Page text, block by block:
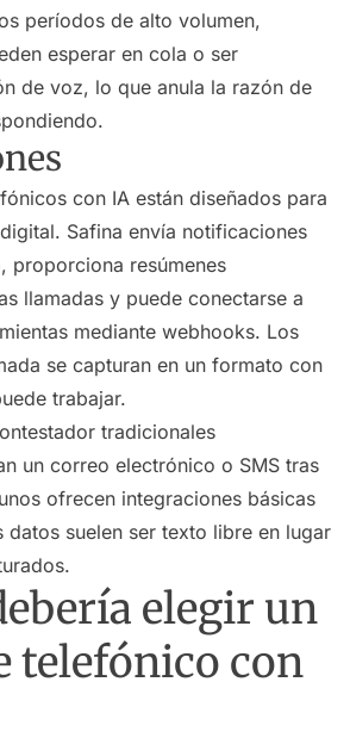
períodos de alto volumen,
esperar en cola o ser
de voz, lo que anula la razón de
con IA están diseñados para
Safina envía notificaciones
proporciona resúmenes
llamadas y puede conectarse a
mediante webhooks. Los
se capturan en un formato con
trabajar.
tradicionales
un correo electrónico o SMS tras
ofrecen integraciones básicas
datos suelen ser texto libre en lugar
elegir un
telefónico con